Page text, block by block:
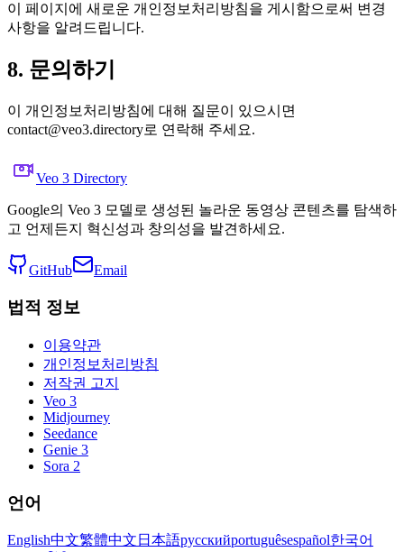
이 페이지에 새로운 개인정보처리방침을 게시함으로써 변경
사항을 알려드립니다.
8. 문의하기
이 개인정보처리방침에 대해 질문이 있으시면
contact@veo3.directory로 연락해 주세요.
Veo 3 Directory
Google의 Veo 3 모델로 생성된 놀라운 동영상 콘텐츠를 탐색하
고 언제든지 혁신성과 창의성을 발견하세요.
GitHub Email
법적 정보
이용약관
개인정보처리방침
저작권 고지
Veo 3
Midjourney
Seedance
Genie 3
Sora 2
언어
English中文繁體中文 日本語русскийportuguêsespañol한국어